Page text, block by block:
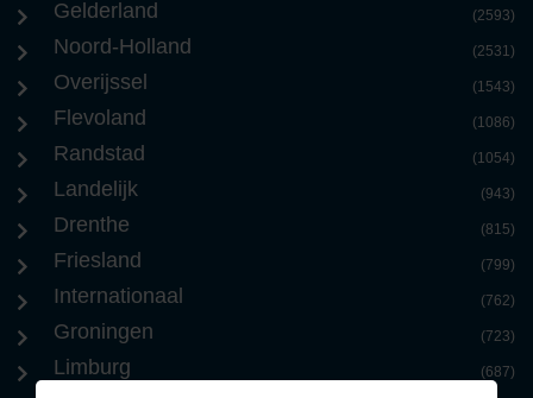
Gelderland (2593)
Noord-Holland (2531)
Overijssel (1543)
Flevoland (1086)
Randstad (1054)
Landelijk (943)
Drenthe (815)
Friesland (799)
Internationaal (762)
Groningen (723)
Limburg (687)